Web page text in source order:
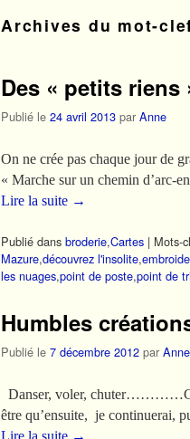
Archives du mot-
Des « petits riens
Publié le 24 avril 2013 par Anne
On ne crée pas chaque jour de
« Marche sur un chemin d’arc-
Lire la suite →
Publié dans broderie,Cartes | Mots-
Mazure,découvrez l'insolite,
les nuages,point de poste,point de
Humbles
Publié le 7 décembre 2012 par Anne
Danser, voler, chuter…………Ces
être qu’ensuite, je continuerai,
Lire la suite →